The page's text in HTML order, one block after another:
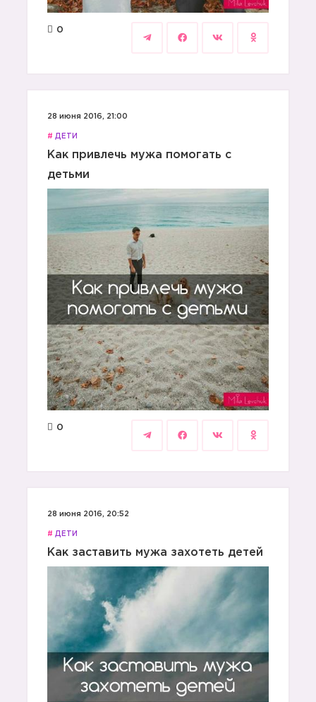
0
28 июня 2016, 21:00
# ДЕТИ
Как привлечь мужа помогать с
детьми
0
28 июня 2016, 20:52
# ДЕТИ
Как заставить мужа захотеть детей